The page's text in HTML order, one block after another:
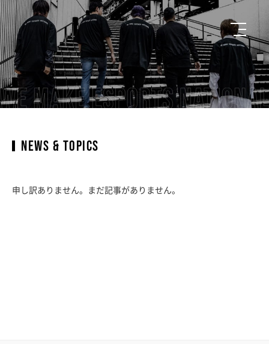
NEWS & TOPICS
申し訳ありません。まだ記事がありません。